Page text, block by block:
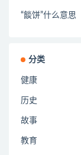
“餤饼”什么意思
分类
健康
历史
故事
教育